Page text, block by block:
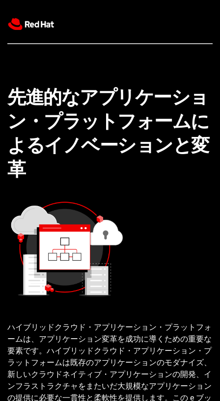
先進的なアプリケーショ
ン・プラットフォームに
よるイノベーションと変
革
ハイブリッドクラウド・アプリケーション・プラットフォ
ームは、アプリケーション変革を成功に導くための重要な
要素です。ハイブリッドクラウド・アプリケーション・プ
ラットフォームは既存のアプリケーションのモダナイズ、
新しいクラウドネイティブ・アプリケーションの開発、イ
ンフラストラクチャをまたいだ大規模なアプリケーション
の提供に必要な一貫性と柔軟性を提供します。この e ブッ